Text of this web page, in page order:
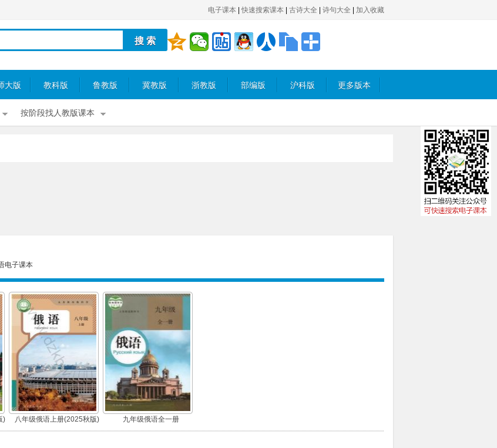
电子课本 快速搜索课本 古诗大全 诗句大全 加入收藏
大版 教科版 鲁教版 冀教版 浙教版 部编版 沪科版 更多版本
按阶段找人教版课本
电子课本
) 八年级俄语上册(2025秋版) 九年级俄语全一册